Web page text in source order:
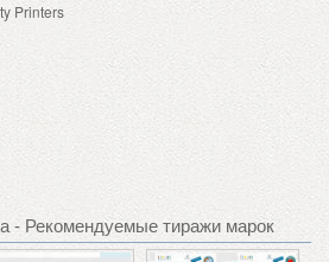
Printers
- Рекомендуемые тиражи марок